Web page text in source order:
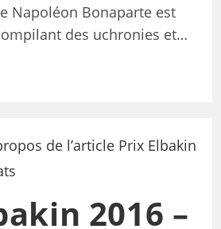
Napoléon Bonaparte est
des uchronies et…
2016 –